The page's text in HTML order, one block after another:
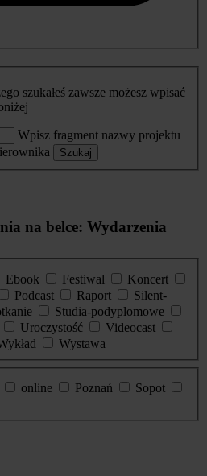
szukałeś zawsze możesz wpisać
Wpisz fragment nazwy projektu
Szukaj
na belce: Wydarzenia
Ebook Festiwal
Koncert
Podcast Raport
Silent-
Studia-podyplomowe
Uroczystość
Videocast
Wystawa
online Poznań
Sopot